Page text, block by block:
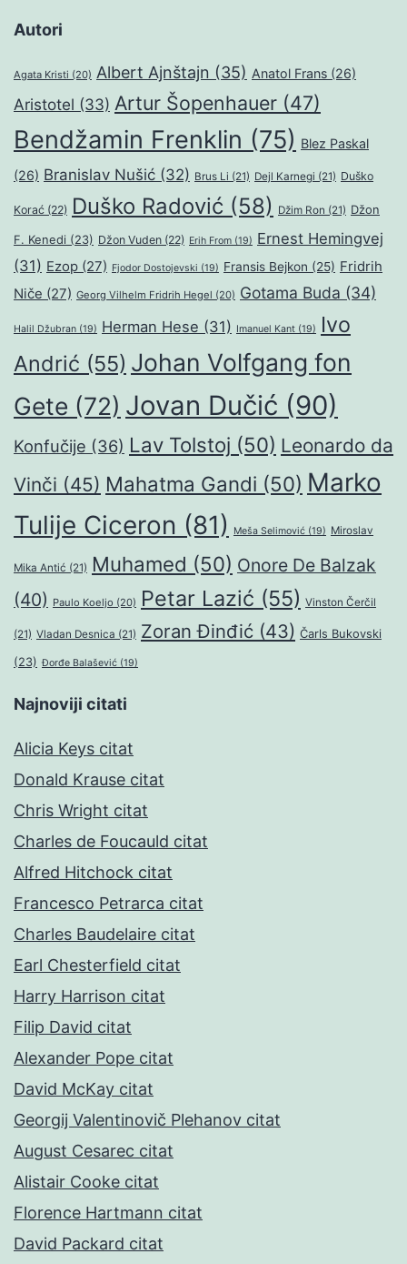
Autori
Agata Kristi (20) Albert Ajnštajn (35) Anatol Frans (26)
Aristotel (33) Artur Šopenhauer (47)
Bendžamin Frenklin (75) Blez Paskal
(26) Branislav Nušić (32) Brus Li (21) Dejl Karnegi (21) Duško
Korać (22) Duško Radović (58) Džim Ron (21) Džon
F. Kenedi (23) Džon Vuden (22) Erih From (19) Ernest Hemingvej
(31) Ezop (27) Fjodor Dostojevski (19) Fransis Bejkon (25) Fridrih
Niče (27) Georg Vilhelm Fridrih Hegel (20) Gotama Buda (34)
Halil Džubran (19) Herman Hese (31) Imanuel Kant (19)
Ivo
Andrić (55) Johan Volfgang fon
Gete (72) Jovan Dučić (90)
Konfučije (36) Lav Tolstoj (50) Leonardo da
Vinči (45) Mahatma Gandi (50) Marko
Tulije Ciceron (81) Meša Selimović (19) Miroslav
Mika Antić (21) Muhamed (50) Onore De Balzak
(40) Paulo Koeljo (20) Petar Lazić (55) Vinston Čerčil
(21) Vladan Desnica (21) Zoran Đinđić (43) Čarls Bukovski
(23) Đorđe Balašević (19)
Najnoviji citati
Alicia Keys citat
Donald Krause citat
Chris Wright citat
Charles de Foucauld citat
Alfred Hitchock citat
Francesco Petrarca citat
Charles Baudelaire citat
Earl Chesterfield citat
Harry Harrison citat
Filip David citat
Alexander Pope citat
David McKay citat
Georgij Valentinovič Plehanov citat
August Cesarec citat
Alistair Cooke citat
Florence Hartmann citat
David Packard citat